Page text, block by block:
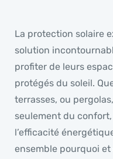
La protection solaire
solution
profiter de leurs
protégés du soleil.
terrasses, ou
seulement du
l’efficacité
ensemble pourquoi